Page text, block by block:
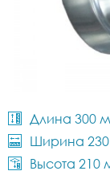
Длина 300
Ширина
Высота 210